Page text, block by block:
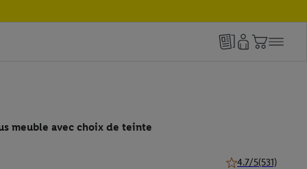
meuble avec choix de teinte
4.7/5(531)